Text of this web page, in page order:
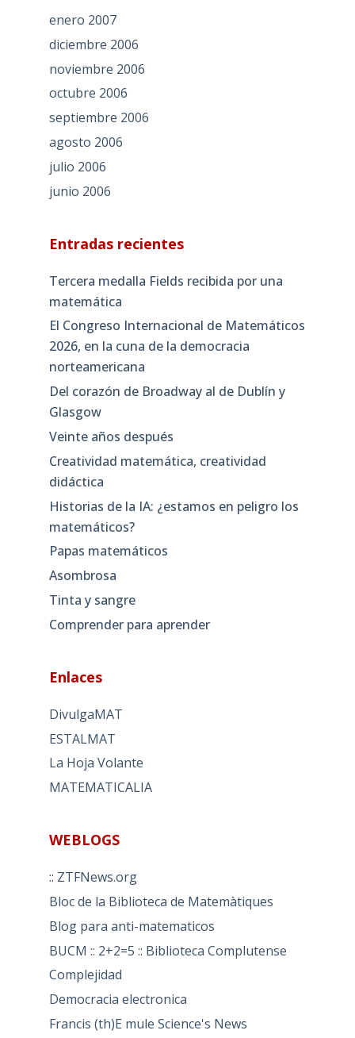
enero 2007
diciembre 2006
noviembre 2006
octubre 2006
septiembre 2006
agosto 2006
julio 2006
junio 2006
Entradas recientes
Tercera medalla Fields recibida por una
matemática
El Congreso Internacional de Matemáticos
2026, en la cuna de la democracia
norteamericana
Del corazón de Broadway al de Dublín y
Glasgow
Veinte años después
Creatividad matemática, creatividad
didáctica
Historias de la IA: ¿estamos en peligro los
matemáticos?
Papas matemáticos
Asombrosa
Tinta y sangre
Comprender para aprender
Enlaces
DivulgaMAT
ESTALMAT
La Hoja Volante
MATEMATICALIA
WEBLOGS
:: ZTFNews.org
Bloc de la Biblioteca de Matemàtiques
Blog para anti-matematicos
BUCM :: 2+2=5 :: Biblioteca Complutense
Complejidad
Democracia electronica
Francis (th)E mule Science's News